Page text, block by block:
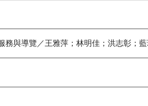
務與導覽／王雅萍；林明佳；洪志彰；